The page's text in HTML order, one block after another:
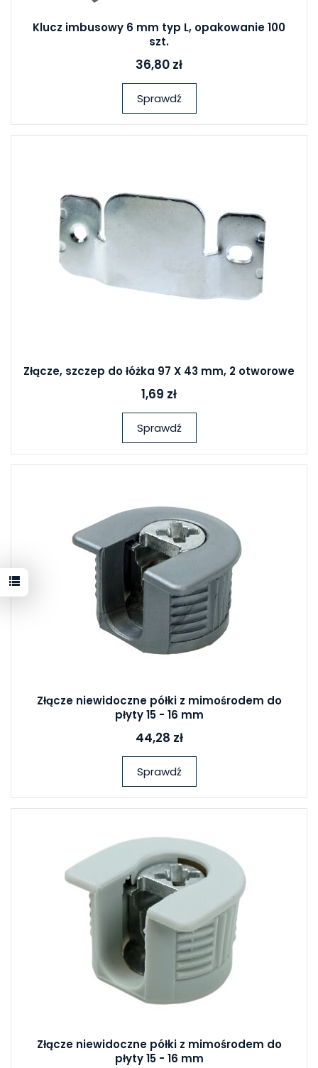
Klucz imbusowy 6 mm typ L, opakowanie 100
szt.
36,80 zł
Sprawdź
Złącze, szczep do łóżka 97 X 43 mm, 2 otworowe
1,69 zł
Sprawdź
Złącze niewidoczne półki z mimośrodem do
płyty 15 - 16 mm
44,28 zł
Sprawdź
Złącze niewidoczne półki z mimośrodem do
płyty 15 - 16 mm